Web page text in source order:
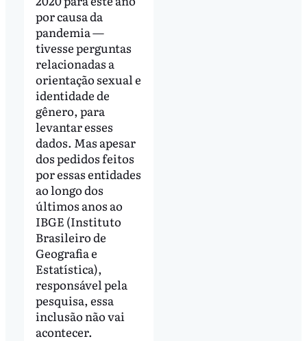
por causa da
pandemia —
tivesse perguntas
relacionadas a
orientação sexual e
identidade de
gênero, para
levantar esses
dados. Mas apesar
dos pedidos feitos
por essas entidades
ao longo dos
últimos anos ao
IBGE (Instituto
Brasileiro de
Geografia e
Estatística),
responsável pela
pesquisa, essa
inclusão não vai
acontecer.